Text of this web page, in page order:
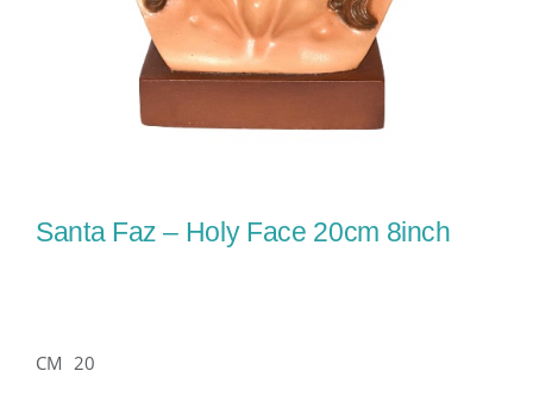
Santa Faz – Holy Face 20cm 8inch
CM 20